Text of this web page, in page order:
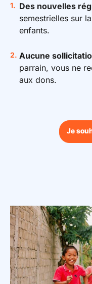
Des nouvelles
semestrielles sur
enfants.
Aucune
parrain, vous ne
aux dons.
Je